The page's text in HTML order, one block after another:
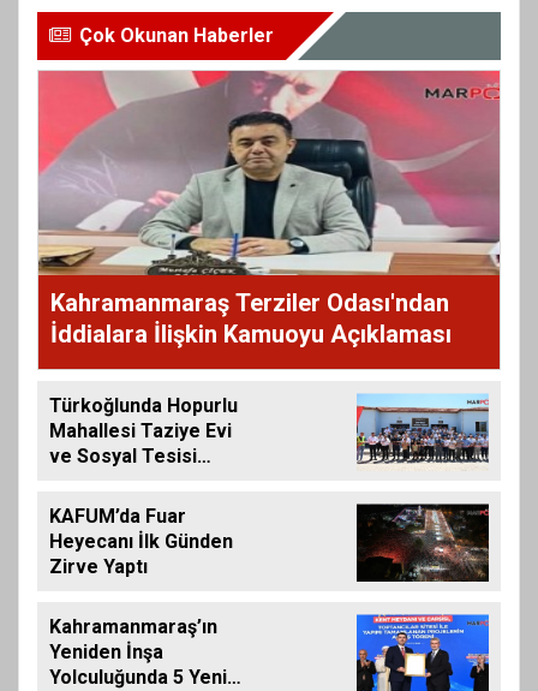
Çok Okunan Haberler
Kahramanmaraş Terziler Odası'ndan
İddialara İlişkin Kamuoyu Açıklaması
Türkoğlunda Hopurlu
Mahallesi Taziye Evi
ve Sosyal Tesisi
KAFUM’da Fuar
Heyecanı İlk Günden
Zirve Yaptı
Kahramanmaraş’ın
Yeniden İnşa
Yolculuğunda 5 Yeni